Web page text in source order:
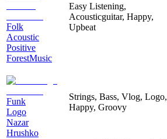
Folk
Acoustic
Positive
ForestMusic
Easy Listening,
Acousticguitar, Happy,
Upbeat
Funk
Logo
Nazar
Hrushko
Strings, Bass, Vlog, Logo,
Happy, Groovy